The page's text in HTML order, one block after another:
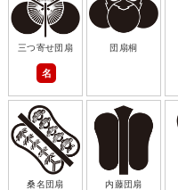
三つ寄せ団扇
名
団扇桐
桑名団扇 内藤団扇